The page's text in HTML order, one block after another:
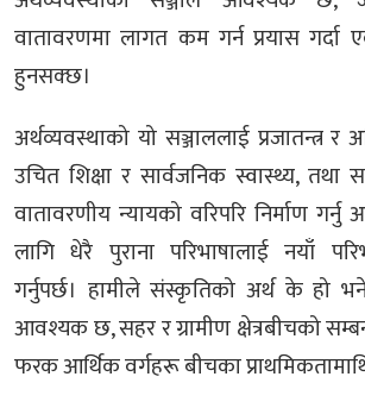
वातावरणमा लागत कम गर्न प्रयास गर्दा
हुनसक्छ।
अर्थव्यवस्थाको यो सञ्जाललाई प्रजातन्त्र र
उचित शिक्षा र सार्वजनिक स्वास्थ्य, तथा
वातावरणीय न्यायको वरिपरि निर्माण
लागि धेरै पुराना परिभाषालाई नयाँ
गर्नुपर्छ। हामीले संस्कृतिको अर्थ के हो
आवश्यक छ, सहर र ग्रामीण क्षेत्रबीचको
फरक आर्थिक वर्गहरू बीचका प्राथमिकतामाथि